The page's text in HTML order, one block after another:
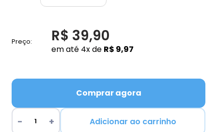
Preço: R$ 39,90
em até 4x de R$ 9,97
Comprar agora
Adicionar ao carrinho